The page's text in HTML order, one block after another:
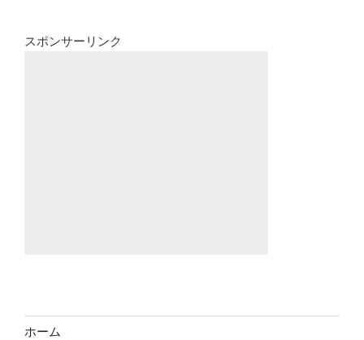
スポンサーリンク
ホーム